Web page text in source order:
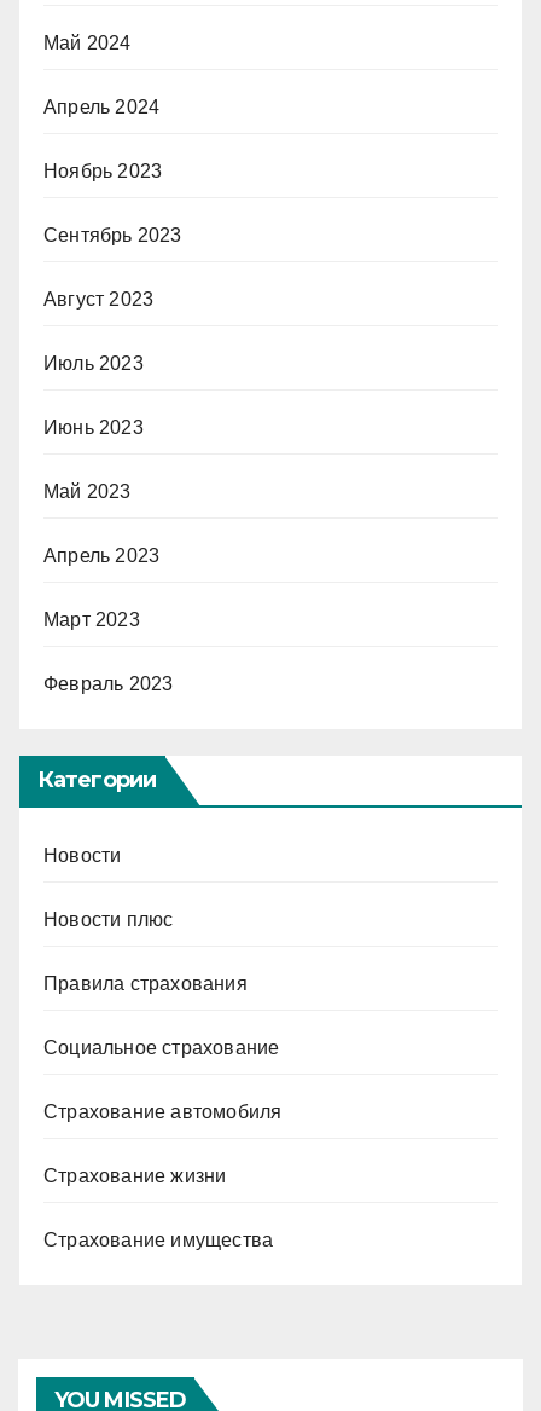
Май 2024
Апрель 2024
Ноябрь 2023
Сентябрь 2023
Август 2023
Июль 2023
Июнь 2023
Май 2023
Апрель 2023
Март 2023
Февраль 2023
Категории
Новости
Новости плюс
Правила страхования
Социальное страхование
Страхование автомобиля
Страхование жизни
Страхование имущества
YOU MISSED